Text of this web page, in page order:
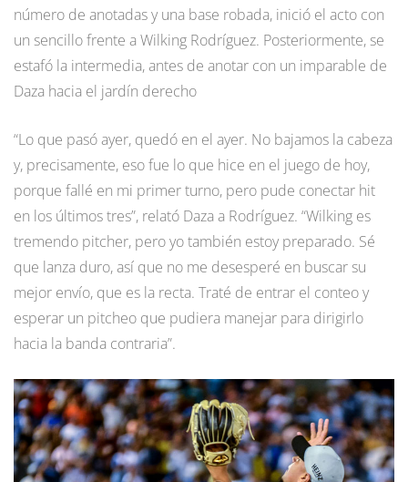
número de anotadas y una base robada, inició el acto con
un sencillo frente a Wilking Rodríguez. Posteriormente, se
estafó la intermedia, antes de anotar con un imparable de
Daza hacia el jardín derecho
“Lo que pasó ayer, quedó en el ayer. No bajamos la cabeza
y, precisamente, eso fue lo que hice en el juego de hoy,
porque fallé en mi primer turno, pero pude conectar hit
en los últimos tres”, relató Daza a Rodríguez. “Wilking es
tremendo pitcher, pero yo también estoy preparado. Sé
que lanza duro, así que no me desesperé en buscar su
mejor envío, que es la recta. Traté de entrar el conteo y
esperar un pitcheo que pudiera manejar para dirigirlo
hacia la banda contraria”.